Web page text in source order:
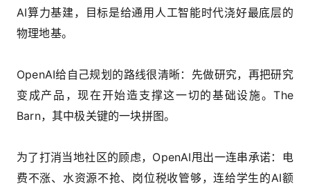
AI算力基建，目标是给通用人工智能时代浇好最底层的
物理地基。
OpenAI给自己规划的路线很清晰：先做研究，再把研究
变成产品，现在开始造支撑这一切的基础设施。The
Barn，其中极关键的一块拼图。
为了打消当地社区的顾虑，OpenAI甩出一连串承诺：电
费不涨、水资源不抢、岗位税收管够，连给学生的AI额